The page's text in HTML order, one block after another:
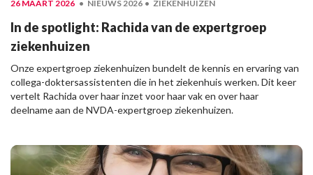
26 MAART 2026 NIEUWS 2026 ZIEKENHUIZEN
In de spotlight: Rachida van de expertgroep
ziekenhuizen
Onze expertgroep ziekenhuizen bundelt de kennis en ervaring van
collega-doktersassistenten die in het ziekenhuis werken. Dit keer
vertelt Rachida over haar inzet voor haar vak en over haar
deelname aan de NVDA-expertgroep ziekenhuizen.